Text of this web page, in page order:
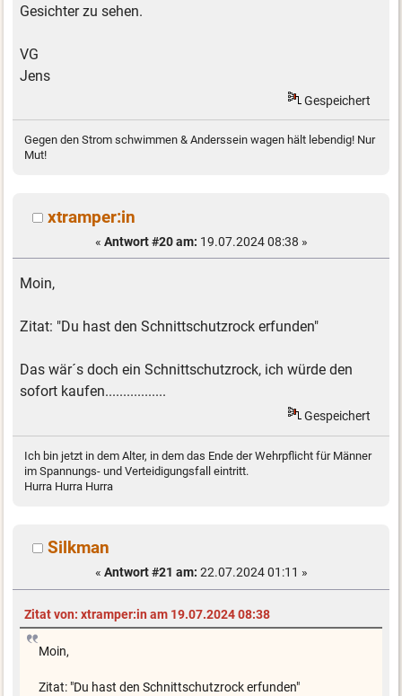
Gesichter zu sehen.
VG
Jens
Gespeichert
Gegen den Strom schwimmen & Anderssein wagen hält lebendig! Nur
Mut!
xtramper:in
« Antwort #20 am: 19.07.2024 08:38 »
Moin,
Zitat: "Du hast den Schnittschutzrock erfunden"
Das wär´s doch ein Schnittschutzrock, ich würde den
sofort kaufen.................
Gespeichert
Ich bin jetzt in dem Alter, in dem das Ende der Wehrpflicht für Männer
im Spannungs- und Verteidigungsfall eintritt.
Hurra Hurra Hurra
Silkman
« Antwort #21 am: 22.07.2024 01:11 »
Zitat von: xtramper:in am 19.07.2024 08:38
Moin,
Zitat: "Du hast den Schnittschutzrock erfunden"